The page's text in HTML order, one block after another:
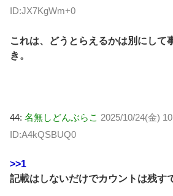
ID:JX7KgWm+0
これは、どうとらえるかは別にして
き。
44: 名無しどんぶらこ 2025/10/24(金)
ID:A4kQSBUQ0
>>1
記載はしないだけでカウントは残す